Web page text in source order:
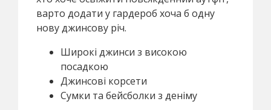
варто додати у гардероб хоча б одну
нову джинсову річ.
Широкі джинси з високою
посадкою
Джинсові корсети
Сумки та бейсболки з деніму